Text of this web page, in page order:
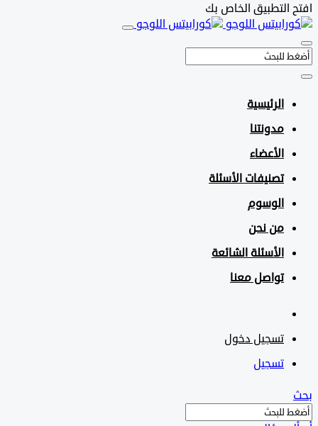
التطبيق الخاص بك
الرئيسية
مدونتنا
الأعضاء
تصنيفات الأسئلة
الوسوم
من نحن
الأسئلة الشائعة
تواصل معنا
تسجيل دخول
تسجيل